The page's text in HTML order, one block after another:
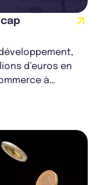
d’euros en
à